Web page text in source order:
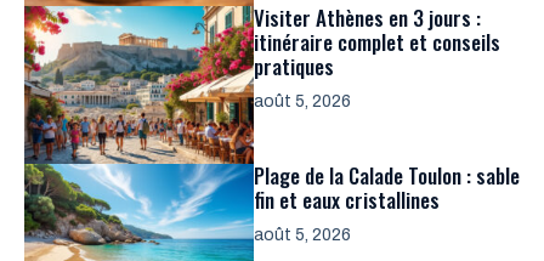
Visiter Athènes en 3 jours :
itinéraire complet et conseils
pratiques
août 5, 2026
Plage de la Calade Toulon : sable
fin et eaux cristallines
août 5, 2026